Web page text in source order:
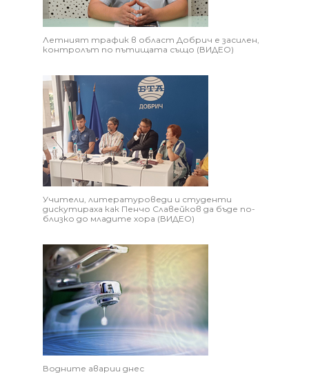
Летният трафик в област Добрич е засилен,
контролът по пътищата също (ВИДЕО)
Учители, литературоведи и студенти
дискутираха как Пенчо Славейков да бъде по-
близко до младите хора (ВИДЕО)
Водните аварии днес